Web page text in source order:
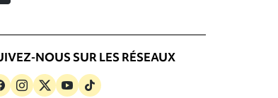
NOUS SUR LES RÉSEAUX